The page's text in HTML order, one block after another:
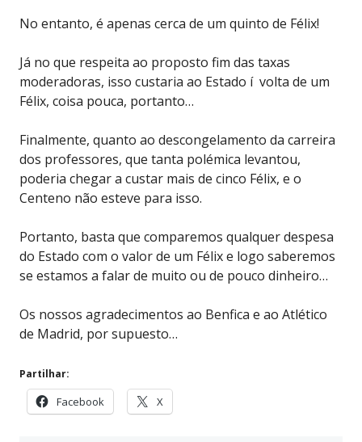
No entanto, é apenas cerca de um quinto de Félix!
Já no que respeita ao proposto fim das taxas
moderadoras, isso custaria ao Estado í volta de um
Félix, coisa pouca, portanto…
Finalmente, quanto ao descongelamento da carreira
dos professores, que tanta polémica levantou,
poderia chegar a custar mais de cinco Félix, e o
Centeno não esteve para isso.
Portanto, basta que comparemos qualquer despesa
do Estado com o valor de um Félix e logo saberemos
se estamos a falar de muito ou de pouco dinheiro…
Os nossos agradecimentos ao Benfica e ao Atlético
de Madrid, por supuesto…
Partilhar:
Facebook X